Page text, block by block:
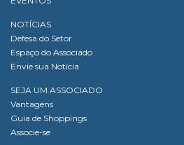
NOTÍCIAS
Defesa do Setor
Espaço do Associado
Envie sua Notícia
SEJA UM ASSOCIADO
Vantagens
Guia de Shoppings
Associe-se